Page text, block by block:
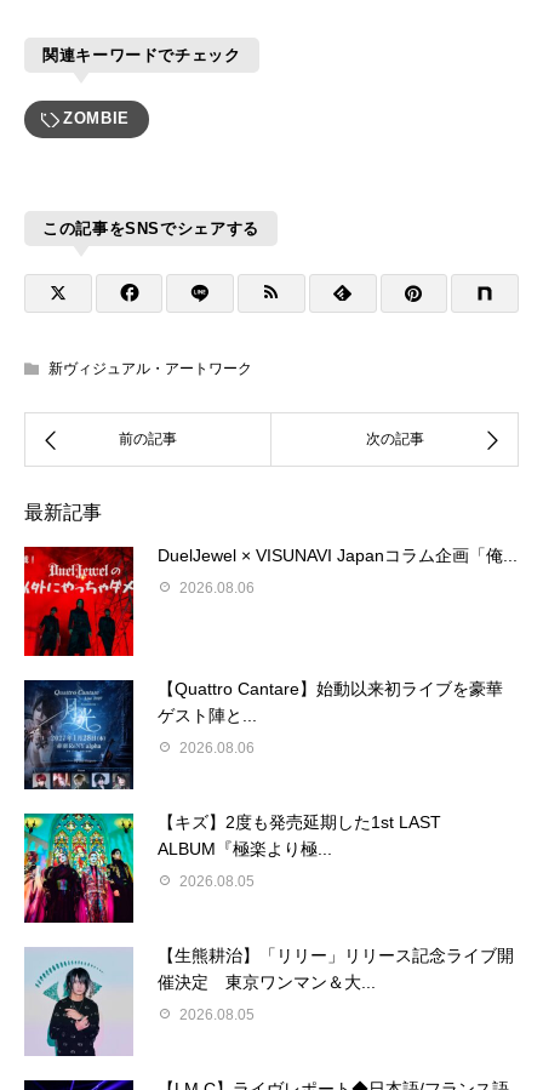
関連キーワードでチェック
ZOMBIE
この記事をSNSでシェアする
新ヴィジュアル・アートワーク
最新記事
DuelJewel × VISUNAVI Japanコラム企画「俺...
2026.08.06
【Quattro Cantare】始動以来初ライブを豪華
ゲスト陣と...
2026.08.06
【キズ】2度も発売延期した1st LAST
ALBUM『極楽より極...
2026.08.05
【生熊耕治】「リリー」リリース記念ライブ開
催決定 東京ワンマン＆大...
2026.08.05